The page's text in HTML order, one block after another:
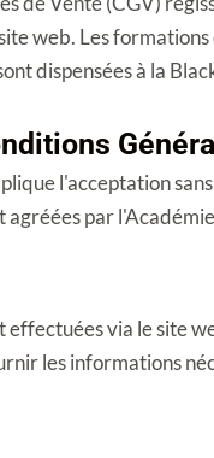
web. Les
dispensées à la
l'acceptation
agréées par
effectuées via le site
les informations